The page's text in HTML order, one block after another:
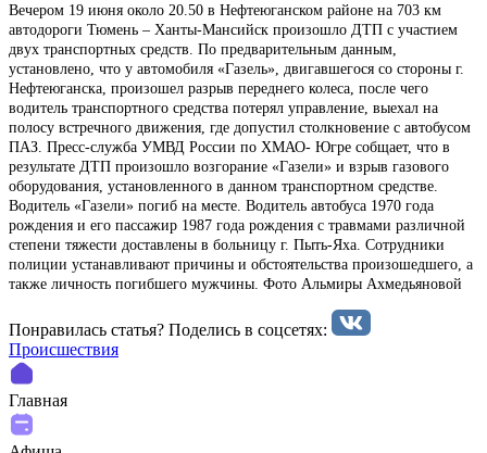
Вечером 19 июня около 20.50 в Нефтеюганском районе на 703 км
автодороги Тюмень – Ханты-Мансийск произошло ДТП с участием
двух транспортных средств. По предварительным данным,
установлено, что у автомобиля «Газель», двигавшегося со стороны г.
Нефтеюганска, произошел разрыв переднего колеса, после чего
водитель транспортного средства потерял управление, выехал на
полосу встречного движения, где допустил столкновение с автобусом
ПАЗ. Пресс-служба УМВД России по ХМАО- Югре собщает, что в
результате ДТП произошло возгорание «Газели» и взрыв газового
оборудования, установленного в данном транспортном средстве.
Водитель «Газели» погиб на месте. Водитель автобуса 1970 года
рождения и его пассажир 1987 года рождения с травмами различной
степени тяжести доставлены в больницу г. Пыть-Яха. Сотрудники
полиции устанавливают причины и обстоятельства произошедшего, а
также личность погибшего мужчины. Фото Альмиры Ахмедьяновой
Понравилась статья? Поделиcь в соцсетях:
Происшествия
Главная